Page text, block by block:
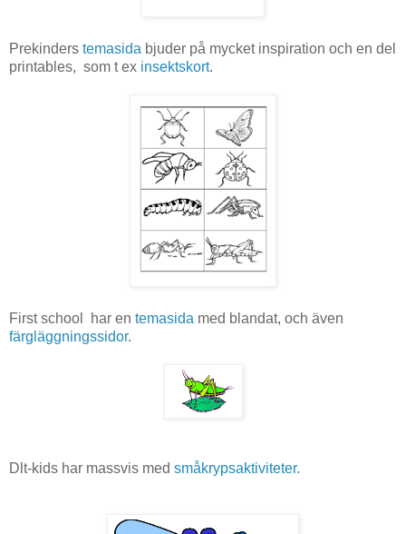
Prekinders temasida bjuder på mycket inspiration och en del
printables, som t ex insektskort.
First school har en temasida med blandat, och även
färgläggningssidor.
Dlt-kids har massvis med småkrypsaktiviteter.